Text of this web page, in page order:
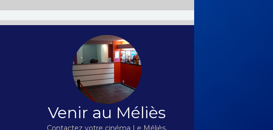
Venir au Méliès
Contactez votre cinéma Le Méliès,